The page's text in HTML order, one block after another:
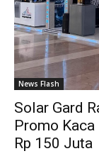
News Flash
Solar Gard
Promo
Rp 150 Juta